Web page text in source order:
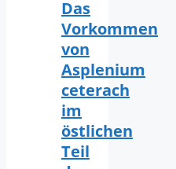
Das
Vorkommen
von
Asplenium
ceterach
im
östlichen
Teil